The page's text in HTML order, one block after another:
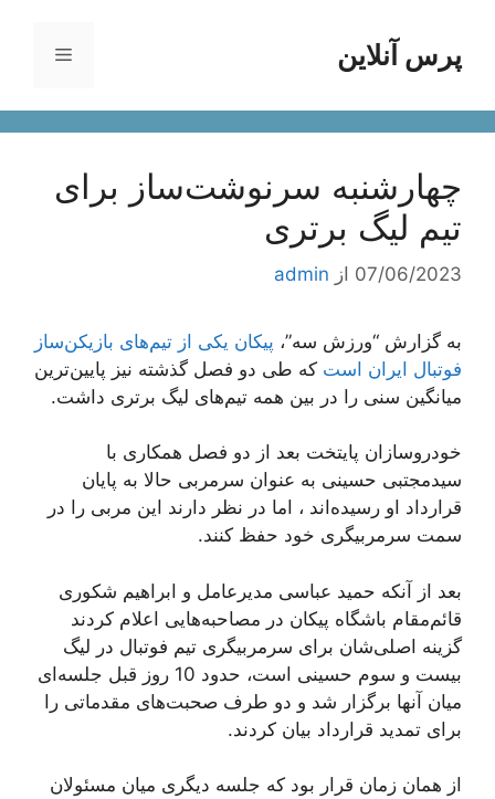
محتواپرس آنلاین فهرست
چهارشنبه سرنوشت‌ساز برای
تیم لیگ برتری
07/06/2023 از admin
به گزارش “ورزش سه”، پیکان یکی از تیم‌های بازیکن‌ساز
فوتبال ایران است که طی دو فصل گذشته نیز پایین‌ترین
میانگین سنی را در بین همه‌ تیم‌های لیگ برتری داشت.
خودروسازان پایتخت بعد از دو فصل همکاری با
سیدمجتبی حسینی به عنوان سرمربی حالا به پایان
قرارداد او رسیده‌اند ، اما در نظر دارند این مربی را در
سمت سرمربیگری خود حفظ کنند.
بعد از آنکه حمید عباسی مدیرعامل و ابراهیم شکوری
قائم‌مقام باشگاه پیکان در مصاحبه‌هایی اعلام کردند
گزینه اصلی‌شان برای سرمربیگری تیم فوتبال در لیگ
بیست و سوم حسینی است، حدود 10 روز قبل جلسه‌ای
میان آنها برگزار شد و دو طرف صحبت‌های مقدماتی را
برای تمدید قرارداد بیان کردند.
از همان زمان قرار بود که جلسه دیگری میان مسئولان